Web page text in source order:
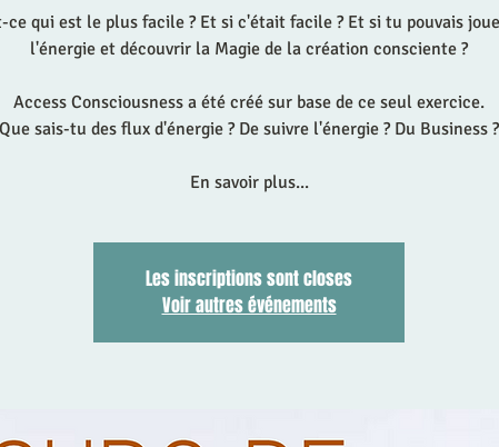
ce qui est le plus facile ? Et si c'était facile ? Et si tu pouvais
l'énergie et découvrir la Magie de la création consciente ?
Access Consciousness a été créé sur base de ce seul exercice.
Que sais-tu des flux d'énergie ? De suivre l'énergie ? Du Business ?
En savoir plus...
Les inscriptions sont closes
Voir autres événements